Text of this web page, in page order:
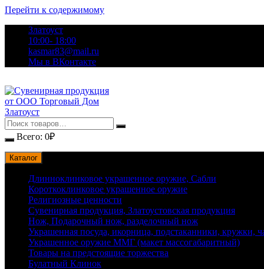
Перейти к содержимому
Златоуст
10:00- 18:00
kasmar83@mail.ru
Мы в ВКонтакте
Всего: 0₽
Каталог
Длинноклинковое украшенное оружие, Сабли
Короткоклинковое украшенное оружие
Религиозные ценности
Сувенирная продукция, Златоустовская продукция
Нож, Подарочный нож, разделочный нож
Украшенная посуда, икорница, подстаканники, кружки,
Украшенное оружие ММГ (макет массогабаритный)
Товары на предстоящие торжества
Булатный Клинок